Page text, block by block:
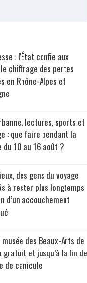
: l'État confie aux
chiffrage des pertes
en Rhône-Alpes et
lectures, sports et
: que faire pendant la
du 10 au 16 août ?
des gens du voyage
à rester plus longtemps
d’un accouchement
musée des Beaux-Arts de
gratuit et jusqu’à la fin de
de canicule